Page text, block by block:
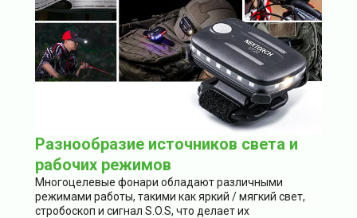
Разнообразие источников света и
рабочих режимов
Многоцелевые фонари обладают различными
режимами работы, такими как яркий / мягкий свет,
стробоскоп и сигнал S.O.S, что делает их